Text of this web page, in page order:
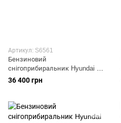
Артикул: S6561
Бензиновий
снігоприбиральник Hyundai S
6561
36 400 грн